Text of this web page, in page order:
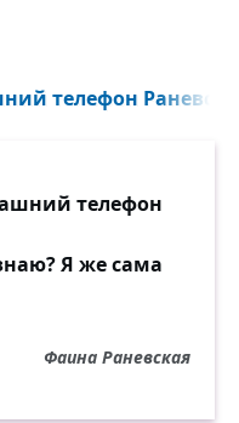
телефон
телефон
Я же сама
Фаина Раневская